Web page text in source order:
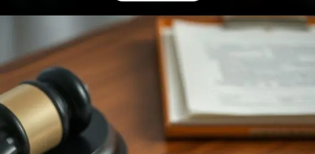
Openinghttps://ademilsoncs.adv.br/